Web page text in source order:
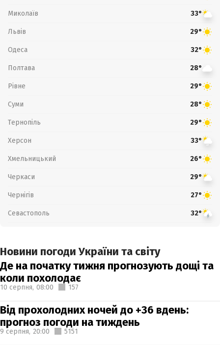
Миколаїв 33°
Львів 29°
Одеса 32°
Полтава 28°
Рівне 29°
Суми 28°
Тернопіль 29°
Херсон 33°
Хмельницький 26°
Черкаси 29°
Чернігів 27°
Севастополь 32°
Новини погоди України та світу
Де на початку тижня прогнозують дощі та
коли похолодає
10 серпня, 08:00 157
Від прохолодних ночей до +36 вдень:
прогноз погоди на тиждень
9 серпня, 20:00 5151